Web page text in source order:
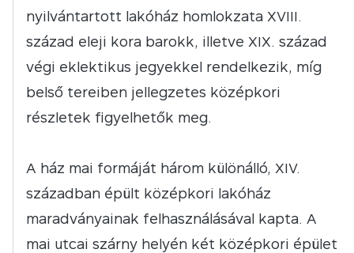
nyilvántartott lakóház homlokzata XVIII.
század eleji kora barokk, illetve XIX. század
végi eklektikus jegyekkel rendelkezik, míg
belső tereiben jellegzetes középkori
részletek figyelhetők meg.
A ház mai formáját három különálló, XIV.
században épült középkori lakóház
maradványainak felhasználásával kapta. A
mai utcai szárny helyén két középkori épület